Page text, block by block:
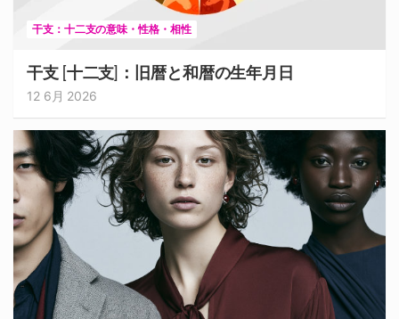
干支：十二支の意味・性格・相性
干支 [十二支]：旧暦と和暦の生年月日
12 6月 2026